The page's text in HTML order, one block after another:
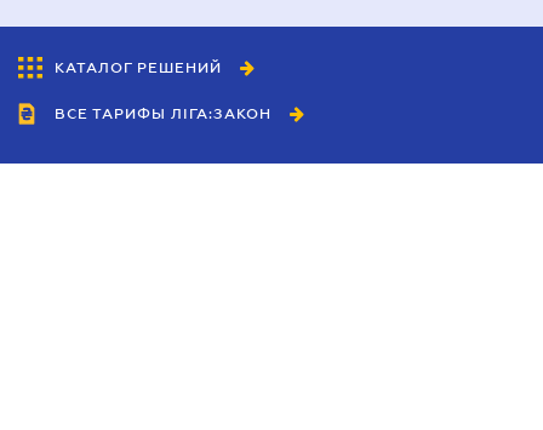
КАТАЛОГ РЕШЕНИЙ
ВСЕ ТАРИФЫ ЛІГА:ЗАКОН